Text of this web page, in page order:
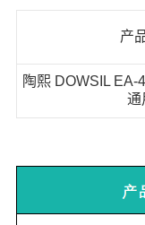
产
陶熙 DOWSIL EA-
通